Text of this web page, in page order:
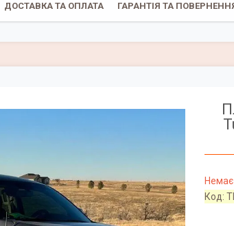
ДОСТАВКА ТА ОПЛАТА ГАРАНТІЯ ТА
Немає
Код: